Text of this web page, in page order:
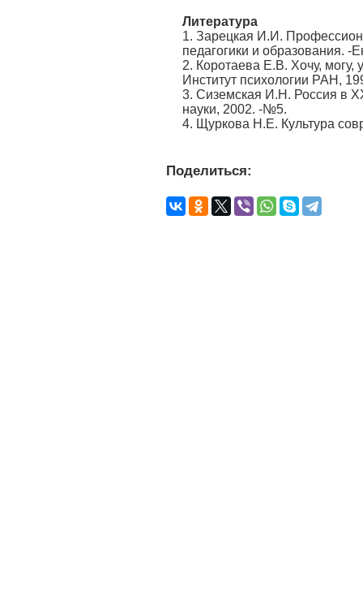
Литература
1. Зарецкая И.И.
педагогики и образования. -
2. Коротаева Е.В. Хочу,
Институт психологии РАН,
3. Сиземская И.Н. Россия в
науки, 2002. -№5.
4. Щуркова Н.Е. Культура
Поделиться: